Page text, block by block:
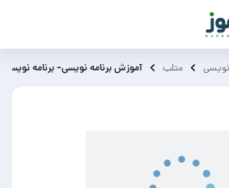
نویسی متلب آموزش برنامه نویسی- برنامه